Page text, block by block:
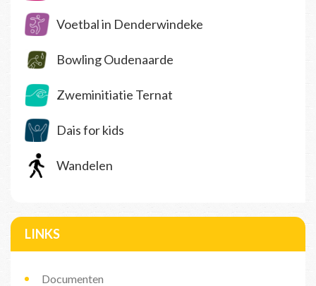
Voetbal in Denderwindeke
Bowling Oudenaarde
Zweminitiatie Ternat
Dais for kids
Wandelen
LINKS
Documenten